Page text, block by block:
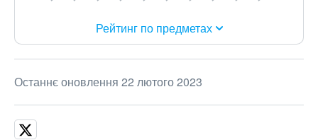
Рейтинг по предметах
Останнє оновлення 22 лютого 2023